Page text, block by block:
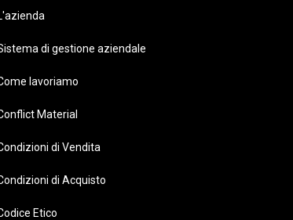
di gestione aziendale
lavoriamo
Material
di Vendita
di Acquisto
Etico